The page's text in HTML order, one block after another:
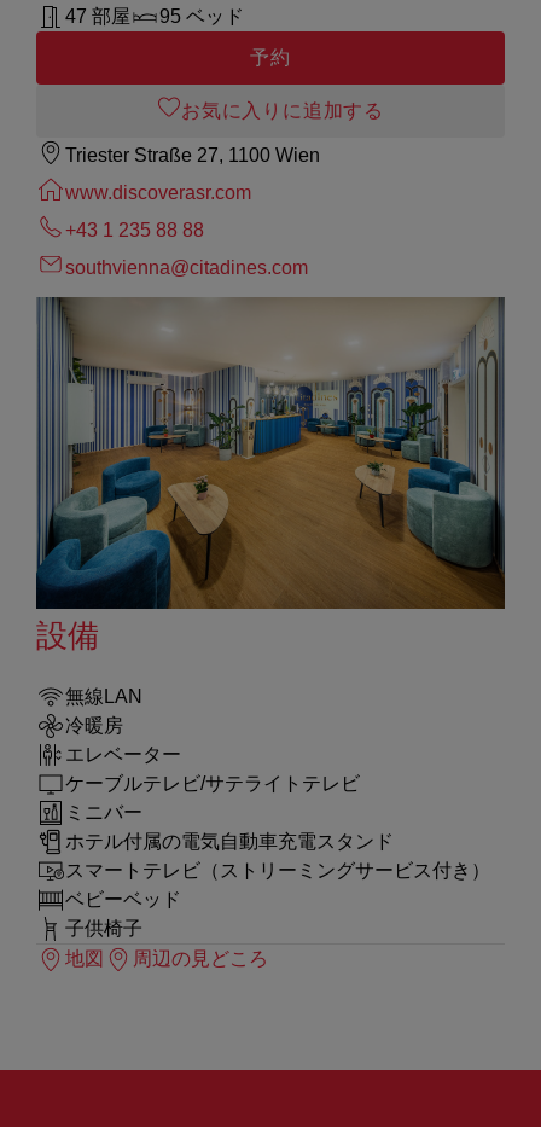
47 部屋
95 ベッド
予約
お気に入りに追加する
Triester Straße 27, 1100 Wien
www.discoverasr.com
+43 1 235 88 88
southvienna@citadines.com
設備
無線LAN
冷暖房
エレベーター
ケーブルテレビ/サテライトテレビ
ミニバー
ホテル付属の電気自動車充電スタンド
スマートテレビ（ストリーミングサービス付き）
ベビーベッド
子供椅子
地図
周辺の見どころ